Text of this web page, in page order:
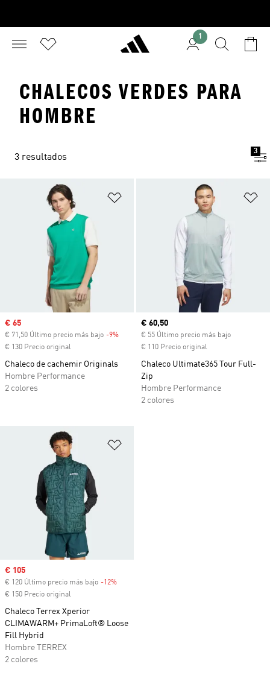
1
CHALECOS VERDES PARA
HOMBRE
3 resultados
3
Añadir a la lista de deseos
Precio de venta
€ 65
€ 71,50 Último precio más bajo -9% Descuento
€ 130 Precio original
Chaleco de cachemir Originals
Hombre Performance
2 colores
Precio actual
€ 60,50
€ 55 Último precio más bajo
€ 110 Precio original
Chaleco Ultimate365 Tour Full-
Zip
Hombre Performance
2 colores
Precio de venta
€ 105
€ 120 Último precio más bajo -12%
€ 150 Precio original
Chaleco Terrex Xperior
CLIMAWARM+ PrimaLoft® Loose
Fill Hybrid
Hombre TERREX
2 colores